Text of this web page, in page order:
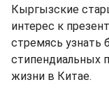
Кыргызские
интерес к
стремясь узнать
стипендиальных
жизни в Китае.